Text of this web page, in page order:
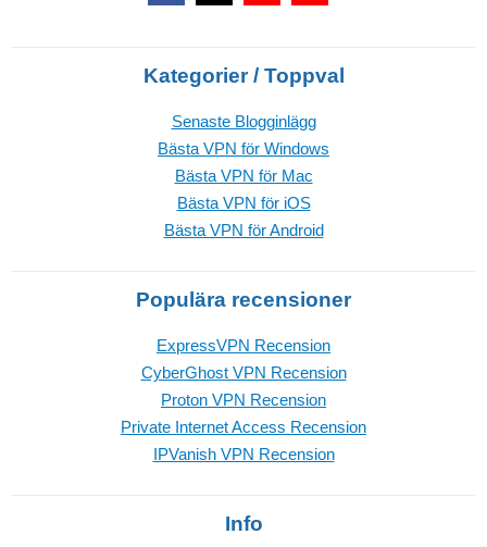
Kategorier / Toppval
Senaste Blogginlägg
Bästa VPN för Windows
Bästa VPN för Mac
Bästa VPN för iOS
Bästa VPN för Android
Populära recensioner
ExpressVPN Recension
CyberGhost VPN Recension
Proton VPN Recension
Private Internet Access Recension
IPVanish VPN Recension
Info